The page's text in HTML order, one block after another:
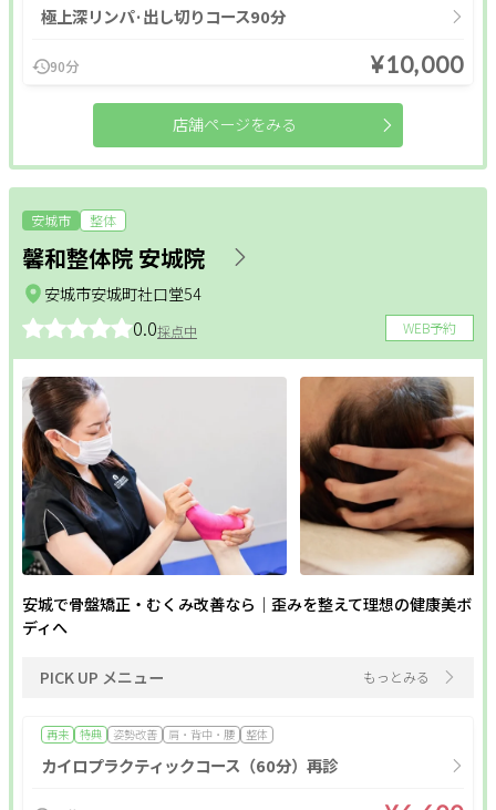
極上深リンパ·出し切りコース90分
90分 ¥10,000
店舗ページをみる
安城市 整体
馨和整体院 安城院
WEB予約
0.0採点中
安城市安城町社口堂54
安城で骨盤矯正・むくみ改善なら｜歪みを整えて理想の健康美ボ
ディへ
PICK UP メニュー もっとみる
再来 特典 姿勢改善 肩・背中・腰 整体
カイロプラクティックコース（60分）再診